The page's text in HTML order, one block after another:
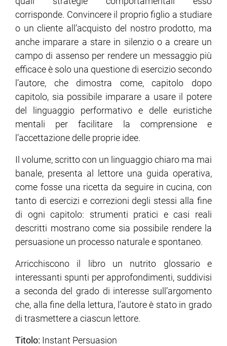
corrisponde. Convincere il proprio figlio a studiare
o un cliente all’acquisto del nostro prodotto, ma
anche imparare a stare in silenzio o a creare un
campo di assenso per rendere un messaggio più
efficace è solo una questione di esercizio secondo
l’autore, che dimostra come, capitolo dopo
capitolo, sia possibile imparare a usare il potere
del linguaggio performativo e delle euristiche
mentali per facilitare la comprensione e
l’accettazione delle proprie idee.
Il volume, scritto con un linguaggio chiaro ma mai
banale, presenta al lettore una guida operativa,
come fosse una ricetta da seguire in cucina, con
tanto di esercizi e correzioni degli stessi alla fine
di ogni capitolo: strumenti pratici e casi reali
descritti mostrano come sia possibile rendere la
persuasione un processo naturale e spontaneo.
Arricchiscono il libro un nutrito glossario e
interessanti spunti per approfondimenti, suddivisi
a seconda del grado di interesse sull’argomento
che, alla fine della lettura, l’autore è stato in grado
di trasmettere a ciascun lettore.
Titolo: Instant Persuasion